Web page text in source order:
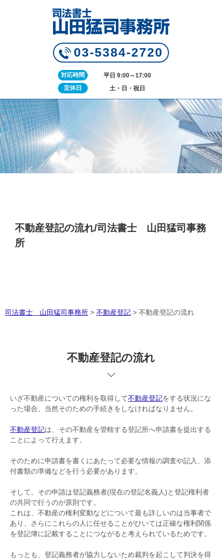
03-5384-2720
対応時間
平日 9:00～17:00
定休日
土・日・祝日
不動産登記の流れ/司法書士 山田猛司事務
所
司法書士 山田猛司事務所 > 不動産登記 > 不動産登記の流れ
不動産登記の流れ
いざ不動産についての権利を取得して不動産登記をする状況にな
った場合、当然そのための手続きをしなければなりません。
不動産登記は、その不動産を管轄する登記所へ申請書を提出する
ことによって行えます。
そのために申請書を書くにあたって必要な情報の調査や記入、添
付書類の準備などを行う必要があります。
そして、その申請は登記義務者(現在の登記名義人)と登記権利者
の共同で行うのが原則です。
これは、不動産の権利変動などについて最も詳しいのは当事者で
あり、さらにこれらの人に任せることがひいては正確な権利関係
を登記簿に記載することにつながると考えられているためです。
もっとも、登記義務者が協力しないため裁判を起こして判決を得